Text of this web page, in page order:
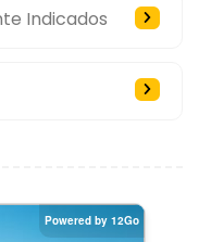
Indicados